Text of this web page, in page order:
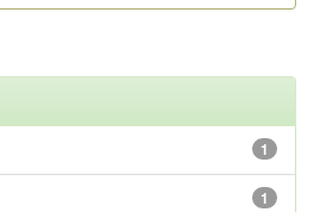
1
1